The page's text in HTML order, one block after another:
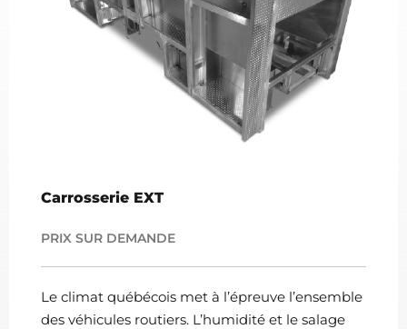
Carrosserie EXT
PRIX SUR DEMANDE
Le climat québécois met à l’épreuve l’ensemble
des véhicules routiers. L’humidité et le salage